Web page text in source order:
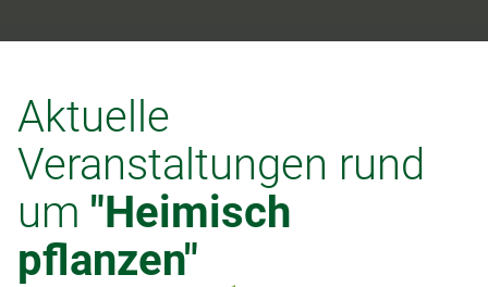
Aktuelle
Veranstaltungen rund
um "Heimisch
pflanzen"